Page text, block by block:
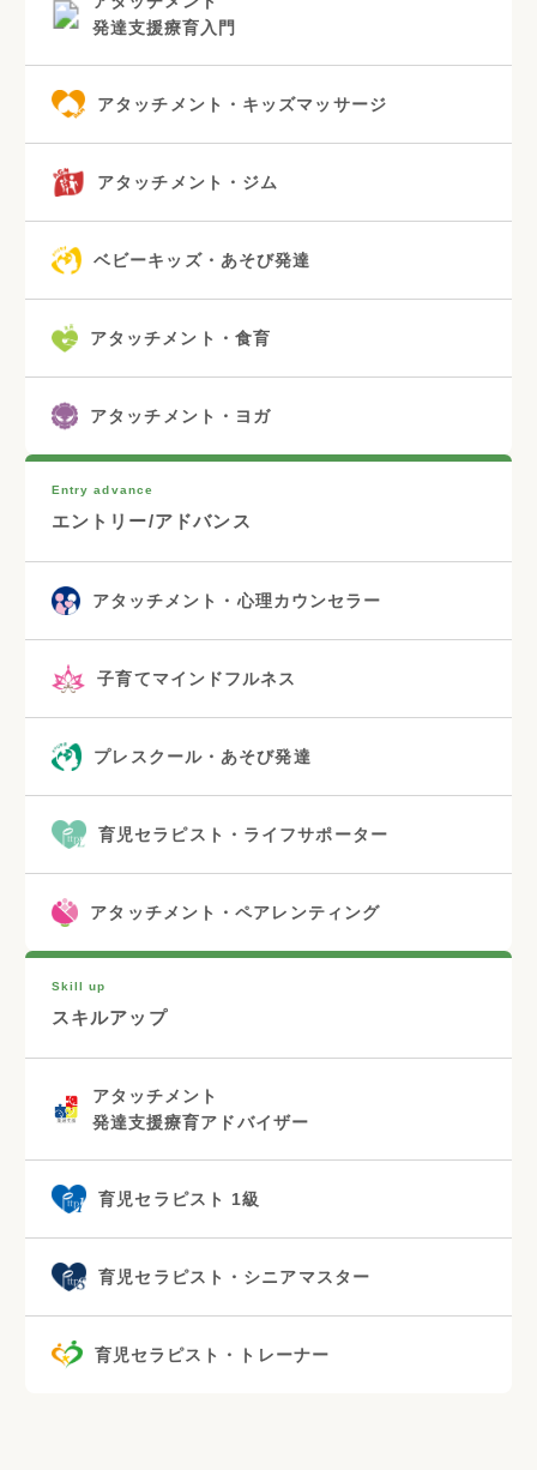
発達支援療育入門
アタッチメント・キッズマッサージ
アタッチメント・ジム
ベビーキッズ・あそび発達
アタッチメント・食育
アタッチメント・ヨガ
Entry advance
エントリー/アドバンス
アタッチメント・心理カウンセラー
子育てマインドフルネス
プレスクール・あそび発達
育児セラピスト・ライフサポーター
アタッチメント・ペアレンティング
Skill up
スキルアップ
アタッチメント
発達支援療育アドバイザー
育児セラピスト 1級
育児セラピスト・シニアマスター
育児セラピスト・トレーナー